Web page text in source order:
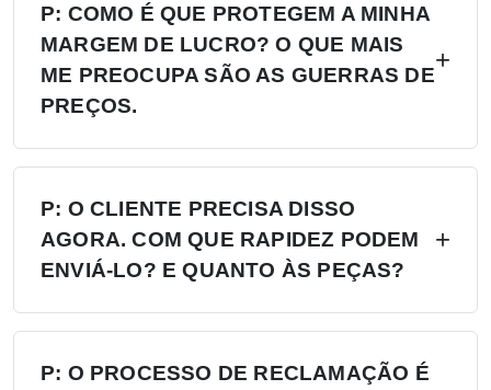
P: COMO É QUE PROTEGEM A MINHA
MARGEM DE LUCRO? O QUE MAIS
ME PREOCUPA SÃO AS GUERRAS DE
PREÇOS.
R: Quatro níveis de proteção — (1) Aplicação do
MAP/MSRP, sem preços inferiores aos
estabelecidos; (2) Território exclusivo, sem a
presença de um segundo concessionário; (3) A
fábrica não venderá diretamente na sua região;
P: O CLIENTE PRECISA DISSO
AGORA. COM QUE RAPIDEZ PODEM
ENVIÁ-LO? E QUANTO ÀS PEÇAS?
R: Mais de 6 centros de distribuição nos EUA,
na Europa e na Rússia — stock disponível
P: O PROCESSO DE RECLAMAÇÃO É